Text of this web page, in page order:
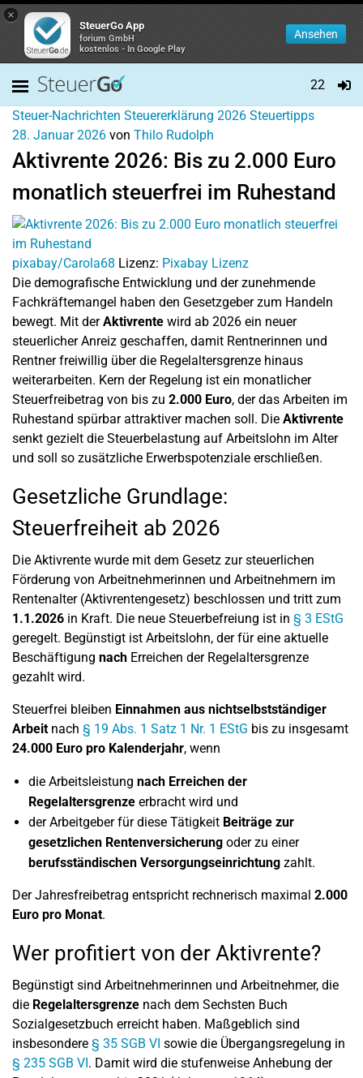
×
SteuerGo App
forium GmbH
kostenlos - In Google Play
Ansehen
22
Steuer-Nachrichten Steuererklärung 2026 Steuertipps
28. Januar 2026 von Thilo Rudolph
Aktivrente 2026: Bis zu 2.000 Euro
monatlich steuerfrei im Ruhestand
pixabay/Carola68 Lizenz: Pixabay Lizenz
Die demografische Entwicklung und der zunehmende
Fachkräftemangel haben den Gesetzgeber zum Handeln
bewegt. Mit derAktivrente wird ab 2026 ein neuer
steuerlicher Anreiz geschaffen, damit Rentnerinnen und
Rentner freiwillig über die Regelaltersgrenze hinaus
weiterarbeiten. Kern der Regelung ist ein monatlicher
Steuerfreibetrag von bis zu 2.000 Euro, der das Arbeiten im
Ruhestand spürbar attraktiver machen soll. Die Aktivrente
senkt gezielt die Steuerbelastung auf Arbeitslohn im Alter
und soll so zusätzliche Erwerbspotenziale erschließen.
Gesetzliche Grundlage:
Steuerfreiheit ab 2026
Die Aktivrente wurde mit dem Gesetz zur steuerlichen
Förderung von Arbeitnehmerinnen und Arbeitnehmern im
Rentenalter (Aktivrentengesetz) beschlossen und tritt zum
1.1.2026 in Kraft. Die neue Steuerbefreiung ist in § 3 EStG
geregelt. Begünstigt ist Arbeitslohn, der für eine aktuelle
Beschäftigung nach Erreichen der Regelaltersgrenze
gezahlt wird.
Steuerfrei bleiben Einnahmen aus nichtselbstständiger
Arbeitnach § 19 Abs. 1 Satz 1 Nr. 1 EStG bis zu insgesamt
24.000 Euro pro Kalenderjahr, wenn
die Arbeitsleistung nach Erreichen der
Regelaltersgrenze erbracht wird und
der Arbeitgeber für diese Tätigkeit Beiträge zur
gesetzlichen Rentenversicherung oder zu einer
berufsständischen Versorgungseinrichtung zahlt.
Der Jahresfreibetrag entspricht rechnerisch maximal 2.000
Euro pro Monat.
Wer profitiert von der Aktivrente?
Begünstigt sind Arbeitnehmerinnen und Arbeitnehmer, die
die Regelaltersgrenze nach dem Sechsten Buch
Sozialgesetzbuch erreicht haben. Maßgeblich sind
insbesondere § 35 SGB VI sowie die Übergangsregelung in
§ 235 SGB VI. Damit wird die stufenweise Anhebung der